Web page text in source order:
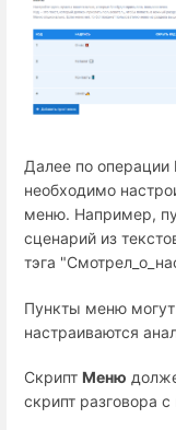
Далее по операции
необходимо
меню. Например,
сценарий из
тэга
Пункты меню
настраиваются
Скрипт Меню
скрипт разговора